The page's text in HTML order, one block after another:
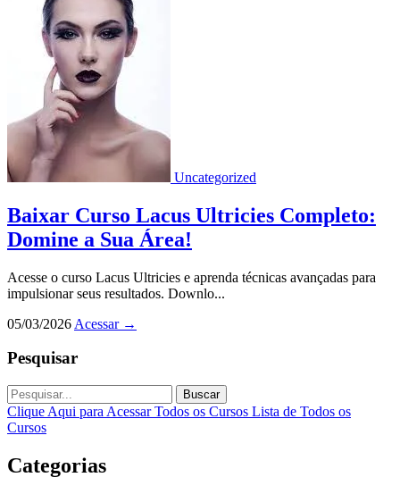
Uncategorized
Baixar Curso Lacus Ultricies Completo:
Domine a Sua Área!
Acesse o curso Lacus Ultricies e aprenda técnicas avançadas para
impulsionar seus resultados. Downlo...
05/03/2026 Acessar →
Pesquisar
Buscar
Clique Aqui para Acessar Todos os Cursos Lista de Todos os
Cursos
Categorias